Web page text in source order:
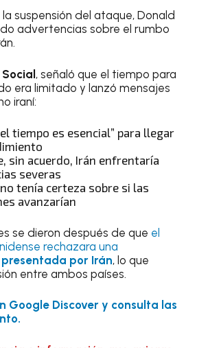
suspensión del ataque, Donald
advertencias sobre el rumbo
, señaló que el tiempo para
era limitado y lanzó mensajes
iraní:
tiempo es esencial” para llegar
sin acuerdo, Irán enfrentaría
severas
tenía certeza sobre si las
avanzarían
se dieron después de que el
rechazara una
por Irán, lo que
entre ambos países.
Google Discover y consulta las